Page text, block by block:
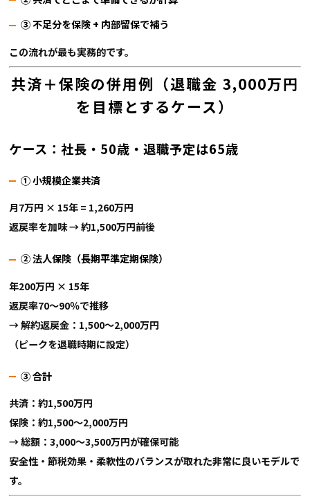
③ 不足分を保険 + 内部留保で補う
この流れが最も実務的です。
共済＋保険の併用例（退職金 3,000万円
を目標とするケース）
ケース：社長・50歳・退職予定は65歳
① 小規模企業共済
月7万円 × 15年 = 1,260万円
返戻率を加味 → 約1,500万円前後
② 法人保険（長期平準定期保険）
年200万円 × 15年
返戻率70〜90％で推移
→ 解約返戻金：1,500〜2,000万円
（ピークを退職時期に設定）
③ 合計
共済：約1,500万円
保険：約1,500〜2,000万円
→総額：3,000〜3,500万円が確保可能
安全性・節税効果・柔軟性のバランスが取れた非常に良いモデルで
す。